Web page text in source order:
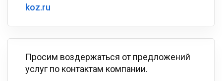
koz.ru
Просим воздержаться от предложений
услуг по контактам компании.